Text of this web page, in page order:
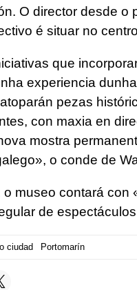
O director desde o
é situar no
que
experiencia
pezas
con maxia en
mostra
o conde de
o museo contará con
de
ciudad Portomarín